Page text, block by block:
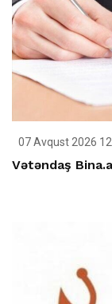
07 Avqust 2026
Vətəndaş